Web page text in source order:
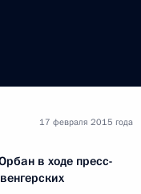
в ходе пресс-
17 февраля 2015 года